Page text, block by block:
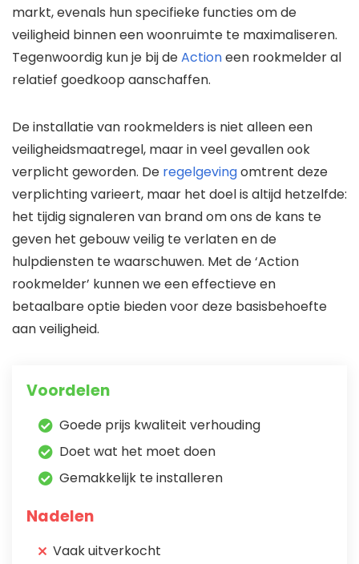
markt, evenals hun specifieke functies om de
veiligheid binnen een woonruimte te maximaliseren.
Tegenwoordig kun je bij deActioneen rookmelder al
relatief goedkoop aanschaffen.
De installatie van rookmelders is niet alleen een
veiligheidsmaatregel, maar in veel gevallen ook
verplicht geworden. De regelgevingomtrent deze
verplichting varieert, maar het doel is altijd hetzelfde:
het tijdig signaleren van brand om ons de kans te
geven het gebouw veilig te verlaten en de
hulpdiensten te waarschuwen. Met de ‘Action
rookmelder’ kunnen we een effectieve en
betaalbare optie bieden voor deze basisbehoefte
aan veiligheid.
Voordelen
Goede prijs kwaliteit verhouding
Doet wat het moet doen
Gemakkelijk te installeren
Nadelen
Vaak uitverkocht